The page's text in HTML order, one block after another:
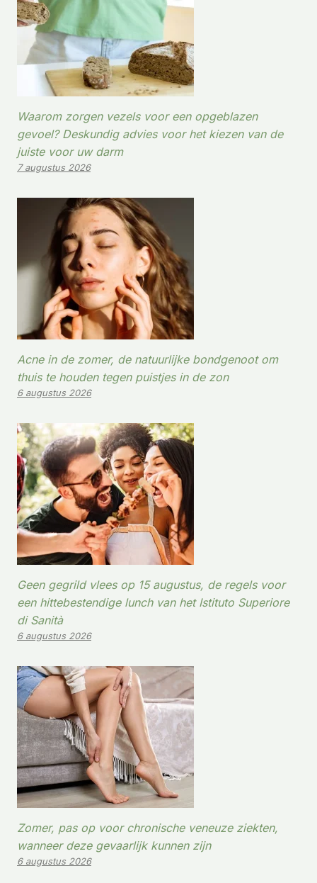
Waarom zorgen vezels voor een opgeblazen
gevoel? Deskundig advies voor het kiezen van de
juiste voor uw darm
7 augustus 2026
Acne in de zomer, de natuurlijke bondgenoot om
thuis te houden tegen puistjes in de zon
6 augustus 2026
Geen gegrild vlees op 15 augustus, de regels voor
een hittebestendige lunch van het Istituto Superiore
di Sanità
6 augustus 2026
Zomer, pas op voor chronische veneuze ziekten,
wanneer deze gevaarlijk kunnen zijn
6 augustus 2026